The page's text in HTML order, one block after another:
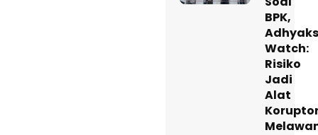
BPK,
Watch:
Risiko
Jadi
Alat